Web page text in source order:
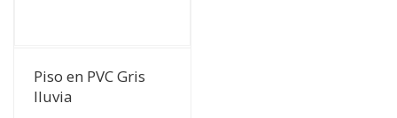
Ver Detalles
Piso en PVC Gris
lluvia